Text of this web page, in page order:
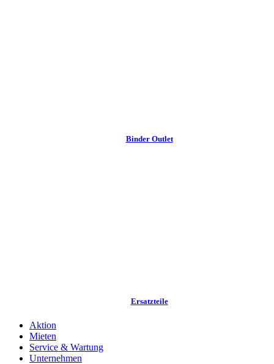
Binder Outlet
Ersatzteile
Aktion
Mieten
Service & Wartung
Unternehmen